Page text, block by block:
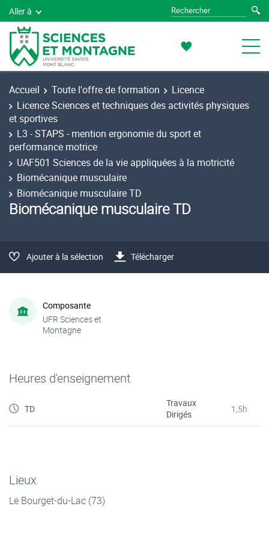
Aller à
Accueil Toute l'offre de formation
Licence
Licence Sciences et techniques des activités physiques
et sportives
L3 - STAPS - mention ergonomie du sport et
performance motrice
UAF501 Sciences de la vie appliquées à la motricité
Biomécanique musculaire
Biomécanique musculaire TD
Biomécanique musculaire TD
Ajouter à la sélection Télécharger
Composante
UFR Sciences et
Montagne
Heures d'enseignement
TD
Travaux
Dirigés
1,5h
Lieux
Le Bourget-du-Lac (73)